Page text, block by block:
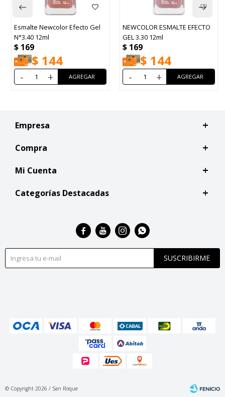
NEWCOLOR ESMALTE EFECTO
GEL 3.30 12ml
$ 169
$ 144
Esmalte Colorama Cremoso
N°237 Gabriel 8ml
$ 179
$ 152
Empresa
Compra
Mi Cuenta
Categorías Destacadas
SUSCRIBIRME
   
© Copyright 2026 / San Roque